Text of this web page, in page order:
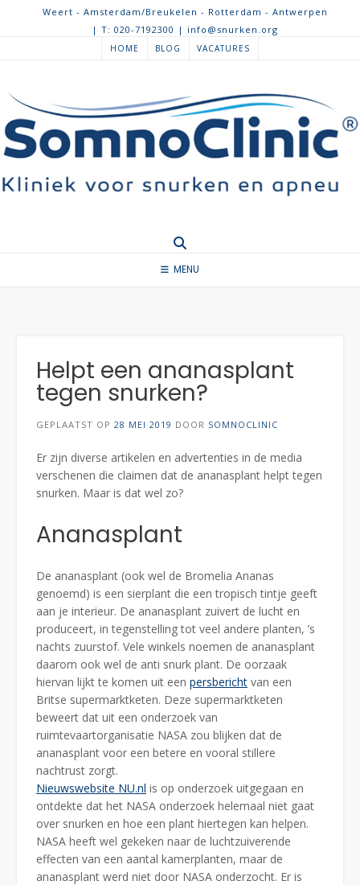
Weert - Amsterdam/Breukelen - Rotterdam - Antwerpen
| T: 020-7192300 | info@snurken.org
HOME BLOG VACATURES
MENU
Helpt een ananasplant
tegen snurken?
GEPLAATST OP 28 MEI 2019 DOOR SOMNOCLINIC
Er zijn diverse artikelen en advertenties in de media
verschenen die claimen dat de ananasplant helpt tegen
snurken. Maar is dat wel zo?
Ananasplant
De ananasplant (ook wel de Bromelia Ananas
genoemd) is een sierplant die een tropisch tintje geeft
aan je interieur. De ananasplant zuivert de lucht en
produceert, in tegenstelling tot veel andere planten, ’s
nachts zuurstof. Vele winkels noemen de ananasplant
daarom ook wel de anti snurk plant. De oorzaak
hiervan lijkt te komen uit een persbericht van een
Britse supermarktketen. Deze supermarktketen
beweert dat uit een onderzoek van
ruimtevaartorganisatie NASA zou blijken dat de
ananasplant voor een betere en vooral stillere
nachtrust zorgt.
Nieuwswebsite NU.nl is op onderzoek uitgegaan en
ontdekte dat het NASA onderzoek helemaal niet gaat
over snurken en hoe een plant hiertegen kan helpen.
NASA heeft wel gekeken naar de luchtzuiverende
effecten van een aantal kamerplanten, maar de
ananasplant werd niet door NASA onderzocht. Er is